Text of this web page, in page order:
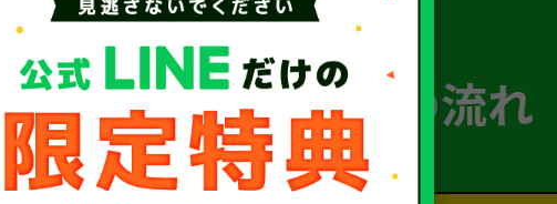
簡単 5ステップ！
廃車・事故車買取の流れ